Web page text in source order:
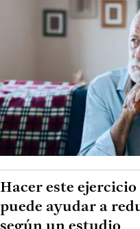
Hacer este
puede ayudar a